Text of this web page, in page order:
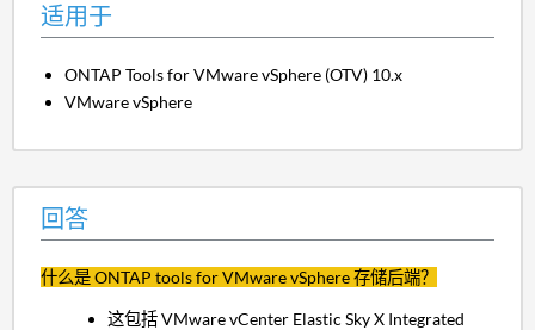
适用于
ONTAP Tools for VMware vSphere (OTV) 10.x
VMware vSphere
回答
什么是 ONTAP tools for VMware vSphere 存储后端？
这包括 VMware vCenter Elastic Sky X Integrated